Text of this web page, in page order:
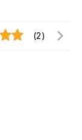
(2)